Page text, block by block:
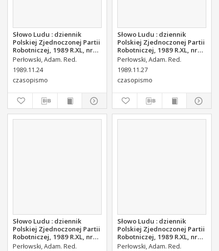
Słowo Ludu : dziennik
Polskiej Zjednoczonej Partii
Robotniczej, 1989 R.XL, nr
272 (magazyn)
Perłowski, Adam. Red.
1989.11.24
czasopismo
Słowo Ludu : dziennik
Polskiej Zjednoczonej Partii
Robotniczej, 1989 R.XL, nr
274
Perłowski, Adam. Red.
1989.11.27
czasopismo
Słowo Ludu : dziennik
Polskiej Zjednoczonej Partii
Robotniczej, 1989 R.XL, nr
275
Perłowski, Adam. Red.
Słowo Ludu : dziennik
Polskiej Zjednoczonej Partii
Robotniczej, 1989 R.XL, nr
276 (magazyn środowy)
Perłowski, Adam. Red.